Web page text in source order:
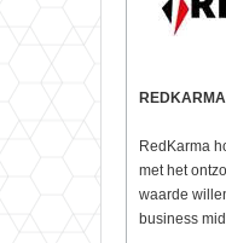
REDKARMA
RedKarma
met het
waarde
business